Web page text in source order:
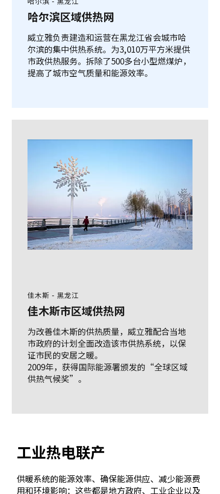
哈尔滨区域供热网
威立雅负责建造和运营在黑龙江省会城市哈
尔滨的集中供热系统。为3,010万平方米提供
市政供热服务。拆除了500多台小型燃煤炉，
提高了城市空气质量和能源效率。
佳木斯 - 黑龙江
佳木斯市区域供热网
为改善佳木斯的供热质量，威立雅配合当地
市政府的计划全面改造该市供热系统，以保
证市民的安居之暖。
2009年，获得国际能源署颁发的“全球区域
供热气候奖”。
工业热电联产
供暖系统的能源效率、确保能源供应、减少能源费
用和环境影响：这些都是地方政府、工业企业以及